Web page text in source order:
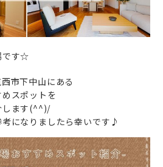
です☆
市下中山にある
スポットを
します(^^)/
になりましたら幸いです♪